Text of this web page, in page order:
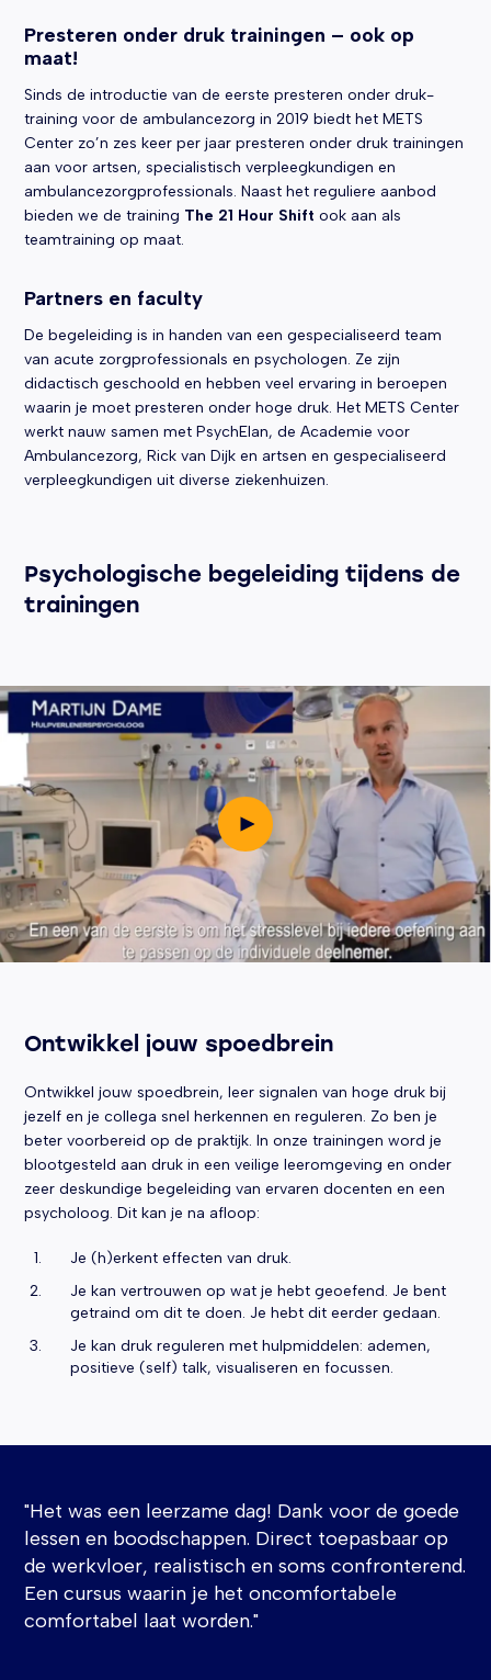
Presteren onder druk trainingen – ook op
maat!
Sinds de introductie van de eerste presteren onder druk-
training voor de ambulancezorg in 2019 biedt het METS
Center zo’n zes keer per jaar presteren onder druk trainingen
aan voor artsen, specialistisch verpleegkundigen en
ambulancezorgprofessionals. Naast het reguliere aanbod
bieden we de training The 21 Hour Shift ook aan als
teamtraining op maat.
Partners en faculty
De begeleiding is in handen van een gespecialiseerd team
van acute zorgprofessionals en psychologen. Ze zijn
didactisch geschoold en hebben veel ervaring in beroepen
waarin je moet presteren onder hoge druk. Het METS Center
werkt nauw samen met PsychElan, de Academie voor
Ambulancezorg, Rick van Dijk en artsen en gespecialiseerd
verpleegkundigen uit diverse ziekenhuizen.
Psychologische begeleiding tijdens de
trainingen
Speel video
Ontwikkel jouw spoedbrein
Ontwikkel jouw spoedbrein, leer signalen van hoge druk bij
jezelf en je collega snel herkennen en reguleren. Zo ben je
beter voorbereid op de praktijk. In onze trainingen word je
blootgesteld aan druk in een veilige leeromgeving en onder
zeer deskundige begeleiding van ervaren docenten en een
psycholoog. Dit kan je na afloop:
Je (h)erkent effecten van druk.
Je kan vertrouwen op wat je hebt geoefend. Je bent
getraind om dit te doen. Je hebt dit eerder gedaan.
Je kan druk reguleren met hulpmiddelen: ademen,
positieve (self) talk, visualiseren en focussen.
"Het was een leerzame dag! Dank voor de goede
lessen en boodschappen. Direct toepasbaar op
de werkvloer, realistisch en soms confronterend.
Een cursus waarin je het oncomfortabele
comfortabel laat worden."